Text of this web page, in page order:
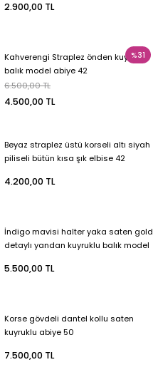
2.900,00 TL
%31
Kahverengi Straplez önden kuyruklu
balık model abiye 42
6.500,00 TL
4.500,00 TL
Beyaz straplez üstü korseli altı siyah
piliseli bütün kısa şık elbise 42
4.200,00 TL
İndigo mavisi halter yaka saten gold
detaylı yandan kuyruklu balık model
5.500,00 TL
Korse gövdeli dantel kollu saten
kuyruklu abiye 50
7.500,00 TL